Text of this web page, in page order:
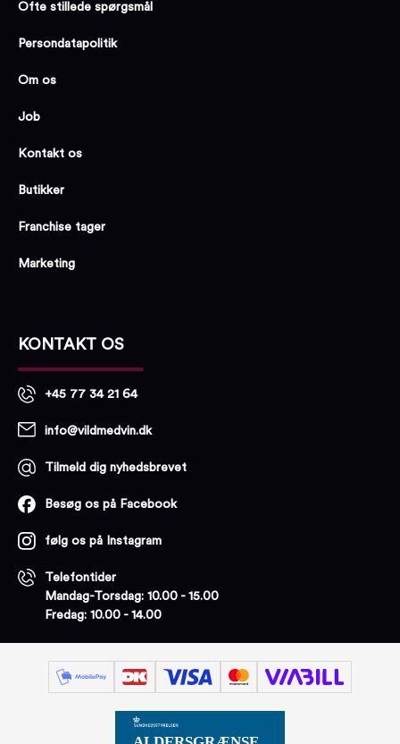
Ofte stillede spørgsmål
Persondatapolitik
Om os
Job
Kontakt os
Butikker
Franchise tager
Marketing
KONTAKT OS
+45 77 34 21 64
info@vildmedvin.dk
Tilmeld dig nyhedsbrevet
Besøg os på Facebook
følg os på Instagram
Telefontider
Mandag-Torsdag: 10.00 - 15.00
Fredag: 10.00 - 14.00